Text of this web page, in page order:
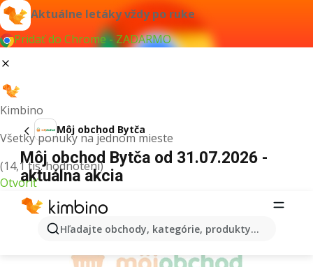
Aktuálne letáky vždy po ruke
Pridať do Chrome - ZADARMO
Kimbino
Všetky ponuky na jednom mieste
(14,1 tis. hodnotení)
Otvoriť
Hľadajte obchody, kategórie, produkty...
Môj obchod Bytča
Môj obchod Bytča od 31.07.2026 -
aktuálna akcia